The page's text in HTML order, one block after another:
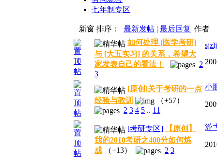
七年制专区
新窗 排序： 最新发帖 | 最后回复 作者
如何处理 [医学考研]
与 [大五实习] 的关系，希望大
家发表自己的看法！
2
3
sjzlj
[原创]关于考研的一点
经验与教训
（+57）
2 3 4 5 .. 11
小
[考研专区]
【原创】
我的2010考研之400分如何炼
成
（+13） 2 3
游